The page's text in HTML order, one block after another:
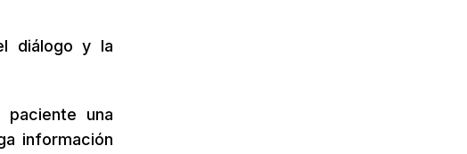
diálogo y la
paciente una
información